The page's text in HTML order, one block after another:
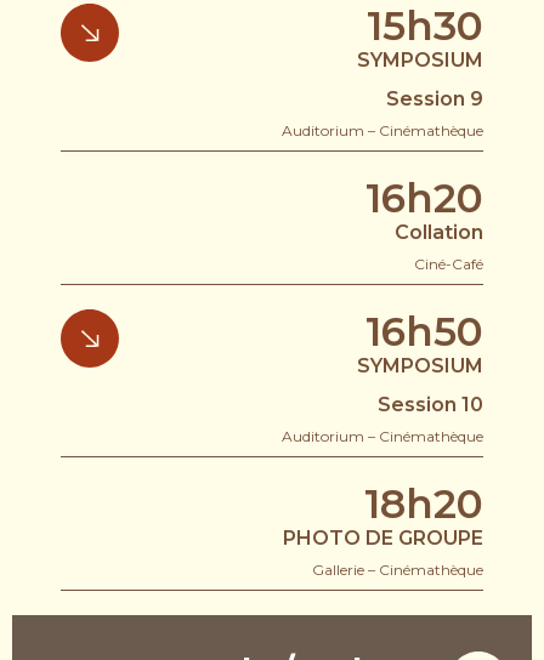
15h30
SYMPOSIUM
Session 9
Auditorium – Cinémathèque
16h20
Collation
Ciné-Café
16h50
SYMPOSIUM
Session 10
Auditorium – Cinémathèque
18h20
PHOTO DE GROUPE
Gallerie – Cinémathèque